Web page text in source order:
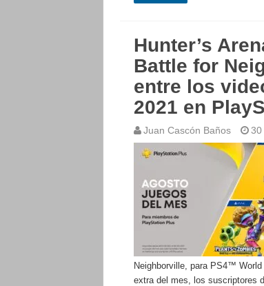
Hunter’s
Battle for
entre los
2021 en
Juan Cascón Baños 30
Neighborville, para PS4™
extra del mes, los suscriptores